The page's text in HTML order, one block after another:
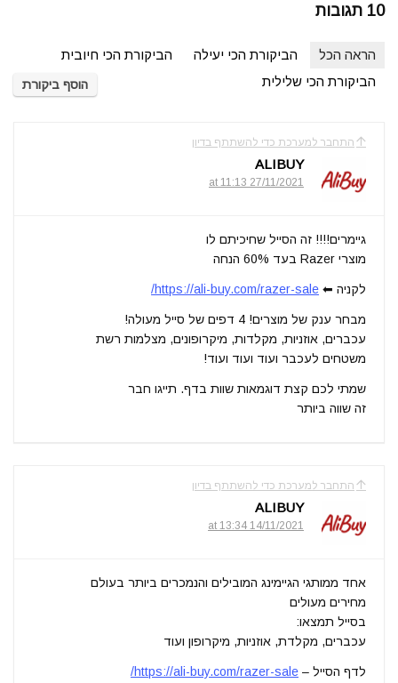
10 תגובות
הראה הכל הביקורת הכי יעילה
הביקורת הכי חיובית
הביקורת הכי שלילית
הוסף ביקורת
התחבר למערכת כדי להשתתף בדיון
ALIBUY
27/11/2021 at 11:13
גיימרים!!!! זה הסייל שחיכיתם לו
מוצרי Razer בעד 60% הנחה
לקניה ⬅ https://ali-buy.com/razer-sale/
מבחר ענק של מוצרים! 4 דפים של סייל מעולה!
עכברים, אוזניות, מקלדות, מיקרופונים, מצלמות רשת
משטחים לעכבר ועוד ועוד ועוד!
שמתי לכם קצת דוגמאות שוות בדף. תייגו חבר
זה שווה ביותר
התחבר למערכת כדי להשתתף בדיון
ALIBUY
14/11/2021 at 13:34
אחד ממותגי הגיימינג המובילים והנמכרים ביותר בעולם
מחירים מעולים
בסייל תמצאו:
עכברים, מקלדת, אוזניות, מיקרופון ועוד
לדף הסייל – https://ali-buy.com/razer-sale/